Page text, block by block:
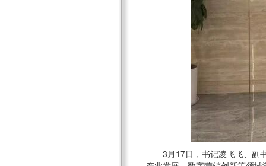
3月17日，书记凌飞飞、副